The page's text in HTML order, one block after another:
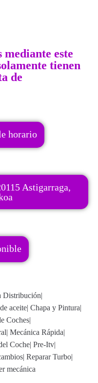
mediante este
tienen
de
horario
Astigarraga,
Distribución|
aceite| Chapa y Pintura|
Coches|
| Mecánica Rápida|
Coche| Pre-Itv|
| Reparar Turbo|
mecánica